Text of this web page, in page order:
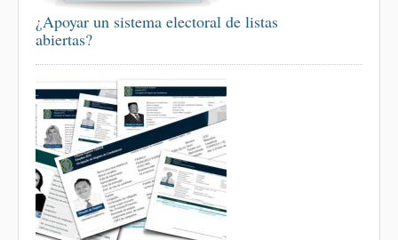
¿Apoyar un sistema electoral de listas
abiertas?